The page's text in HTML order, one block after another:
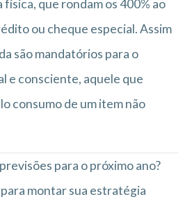
física, que rondam os 400% ao
ou cheque especial. Assim
são mandatórios para o
e consciente, aquele que
consumo de um item não
para o próximo ano?
montar sua estratégia